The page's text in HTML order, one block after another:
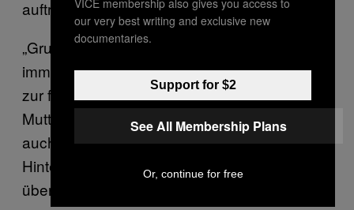
auftreten.” (Tyll, München)
„Grundsätzlich verstehe ich die Kunden
immer sehr gut. Vereinzelt gibt es Kunden die
zur fortgeschrittenen Stunde der
Muttersprache nicht mehr mächtig sind, aber
auch da gibt es immer helfende Stimmen im
Hintergrund, die die Bestellung fehlerfrei
übermitteln können.” (Stefan, Berlin)
our very best writing and exclusive new
documentaries.
Support for $2
See All Membership Plans
Or, continue for free